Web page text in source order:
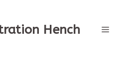
Hench Menü